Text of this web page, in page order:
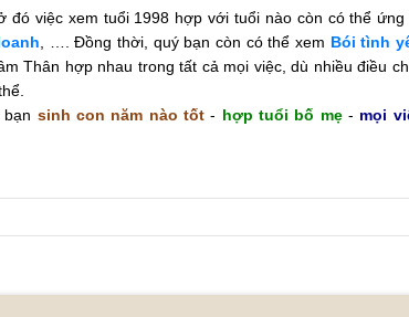
đó việc xem tuổi 1998 hợp với tuổi nào còn có thể ứng
, …. Đồng thời, quý bạn còn có thể xem Bói tình
Thân hợp nhau trong tất cả mọi việc, dù nhiều điều
bạn sinh con năm nào tốt- hợp tuổi bố mẹ- mọi